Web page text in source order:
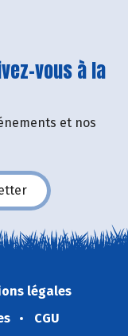
vous à la
et nos
légales
CGU